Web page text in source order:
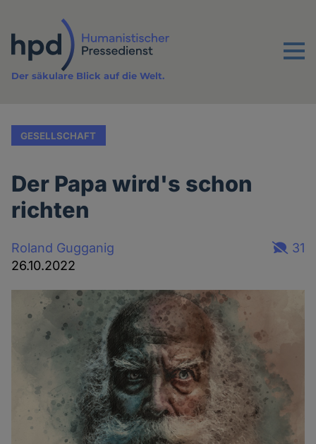
Inhalt
Menu
Der säkulare Blick auf die Welt.
GESELLSCHAFT
Der Papa wird's schon
richten
Roland Gugganig
26.10.2022
31